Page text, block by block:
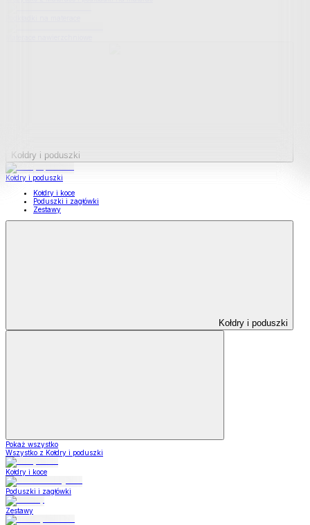
Kołdry i poduszki
Kołdry i poduszki
Kołdry i koce
Poduszki i zagłówki
Zestawy
Kołdry i poduszki
Pokaż wszystko
Wszystko z Kołdry i poduszki
Kołdry i koce
Poduszki i zagłówki
Zestawy